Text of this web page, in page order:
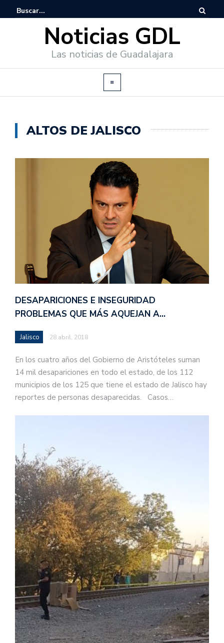
Noticias GDL
Las noticias de Guadalajara
ALTOS DE JALISCO
DESAPARICIONES E INSEGURIDAD
PROBLEMAS QUE MÁS AQUEJAN A…
Jalisco 28 abril, 2018
En los cuatro años del Gobierno de Aristóteles suman
14 mil desapariciones en todo el estado, de los 112
municipios de los 125 que tiene el estado de Jalisco hay
reportes de personas desaparecidas. Casos…